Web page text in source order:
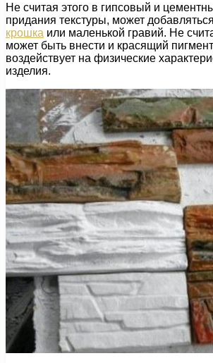
Не считая этого в гипсовый и
придания текстуры, может
крошка или маленькой гравий. Не
может быть внести и красящий
воздействует на физические
изделия.